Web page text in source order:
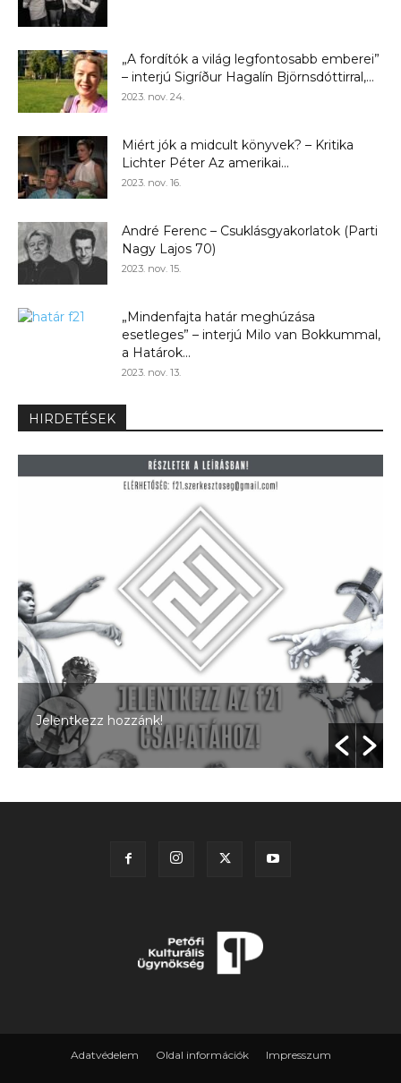
„A fordítók a világ legfontosabb emberei”
– interjú Sigríður Hagalín Björnsdóttirral,...
2023. nov. 24.
Miért jók a midcult könyvek? – Kritika
Lichter Péter Az amerikai...
2023. nov. 16.
André Ferenc – Csuklásgyakorlatok (Parti
Nagy Lajos 70)
2023. nov. 15.
„Mindenfajta határ meghúzása
esetleges” – interjú Milo van Bokkummal,
a Határok...
2023. nov. 13.
HIRDETÉSEK
Jelentkezz hozzánk!
Adatvédelem Oldal információk Impresszum